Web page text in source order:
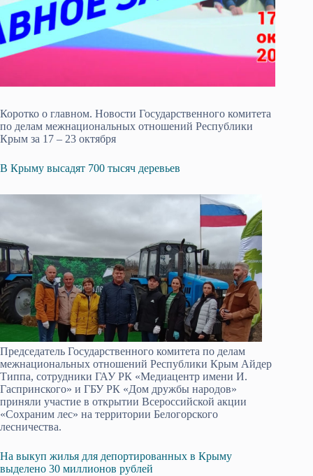
Коротко о главном. Новости Государственного комитета
по делам межнациональных отношений Республики
Крым за 17 – 23 октября
В Крыму высадят 700 тысяч деревьев
Председатель Государственного комитета по делам
межнациональных отношений Республики Крым Айдер
Типпа, сотрудники ГАУ РК «Медиацентр имени И.
Гаспринского» и ГБУ РК «Дом дружбы народов»
приняли участие в открытии Всероссийской акции
«Сохраним лес» на территории Белогорского
лесничества.
На выкуп жилья для депортированных в Крыму
выделено 30 миллионов рублей